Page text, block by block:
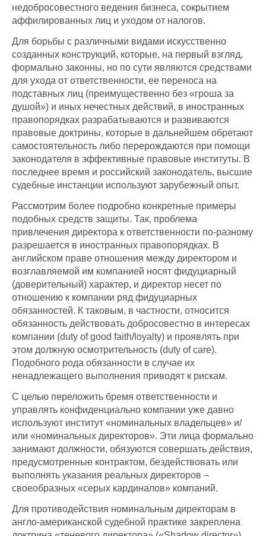
недобросовестного ведения бизнеса, сокрытием
аффилированных лиц и уходом от налогов.
Для борьбы с различными видами искусственно
созданных конструкций, которые, на первый взгляд,
формально законны, но по сути являются средствами
для ухода от ответственности, ее переноса на
подставных лиц (преимущественно без «гроша за
душой») и иных нечестных действий, в иностранных
правопорядках разрабатываются и развиваются
правовые доктрины, которые в дальнейшем обретают
самостоятельность либо перерождаются при помощи
законодателя в эффективные правовые институты. В
последнее время и российский законодатель, высшие
судебные инстанции используют зарубежный опыт.
Рассмотрим более подробно конкретные примеры
подобных средств защиты. Так, проблема
привлечения директора к ответственности по-разному
разрешается в иностранных правопорядках. В
английском праве отношения между директором и
возглавляемой им компанией носят фидуциарный
(доверительный) характер, и директор несет по
отношению к компании ряд фидуциарных
обязанностей. К таковым, в частности, относится
обязанность действовать добросовестно в интересах
компании (duty of good faith/loyalty) и проявлять при
этом должную осмотрительность (duty of care).
Подобного рода обязанности в случае их
ненадлежащего выполнения приводят к рискам.
С целью переложить бремя ответственности и
управлять конфиденциально компании уже давно
используют институт «номинальных владельцев» и/
или «номинальных директоров». Эти лица формально
занимают должности, обязуются совершать действия,
предусмотренные контрактом, бездействовать или
выполнять указания реальных директоров –
своеобразных «серых кардиналов» компаний.
Для противодействия номинальным директорам в
англо-американской судебной практике закреплена